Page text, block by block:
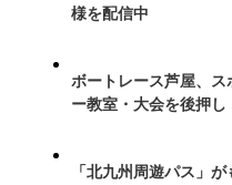
様を配信中
ボートレース芦屋、
ー教室・大会を後押し
「北九州周遊パス」